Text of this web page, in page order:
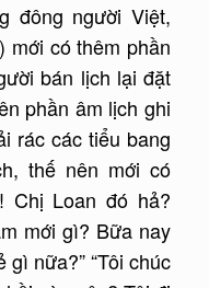
đông người Việt,
mới có thêm phần
bán lịch lại đặt
phần âm lịch ghi
rác các tiểu bang
thế nên mới có
Chị Loan đó hả?
mới gì? Bữa nay
nữa?” “Tôi chúc